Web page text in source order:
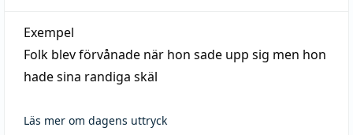
Exempel
Folk blev förvånade när hon sade upp sig men hon
hade sina randiga skäl
Läs mer om dagens uttryck